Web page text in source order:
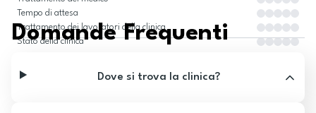
Tempo di attesa
Trattamento dei lavoratori della clinica
Stato della clinica
Domande Frequenti
Dove si trova la clinica?